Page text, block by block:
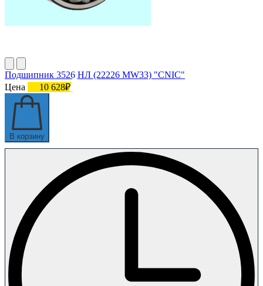
Подшипник 3526 НЛ (22226 MW33) "CNIC"
Цена
10 628₽
В корзину